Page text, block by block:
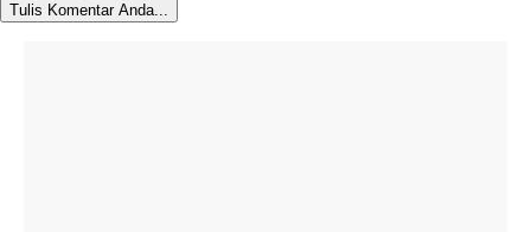
Tulis Komentar Anda...